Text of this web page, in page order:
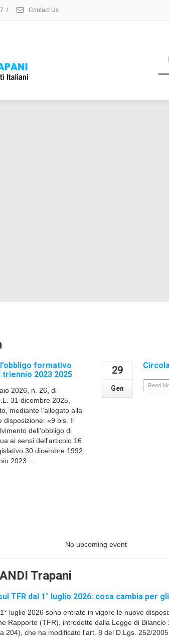
/ Contact Us
formativo
triennio 2023 2025
2026, n. 26, di
31 dicembre 2025,
mediante l’allegato alla
disposizione: «9 bis. Il
dell'obbligo di
ai sensi dell'articolo 16
30 dicembre 1992,
2023 ...
29
Gen Read
No upcoming event
Trapani
TFR dal 1° luglio 2026: cosa cambia per
luglio 2026 sono entrate in vigore le nuove
Rapporto (TFR), introdotte dalla Legge di Bilancio
204), che ha modificato l'art. 8 del D.Lgs. 252/